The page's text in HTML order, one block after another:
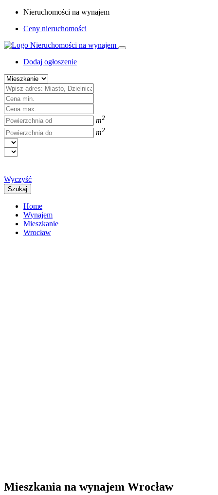
Nieruchomości na wynajem
Ceny nieruchomości
Dodaj ogłoszenie
m2
m2
Wyczyść
Szukaj
Home
Wynajem
Mieszkanie
Wrocław
Mieszkania na wynajem Wrocław